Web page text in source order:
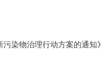
污染物治理行动方案的通知